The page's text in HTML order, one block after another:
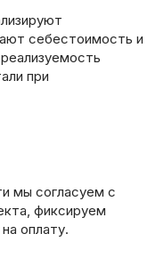
себестоимость и
при
мы согласуем с
фиксируем
оплату.